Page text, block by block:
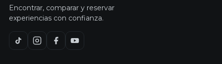
Encontrar, comparar y reservar
experiencias con confianza.